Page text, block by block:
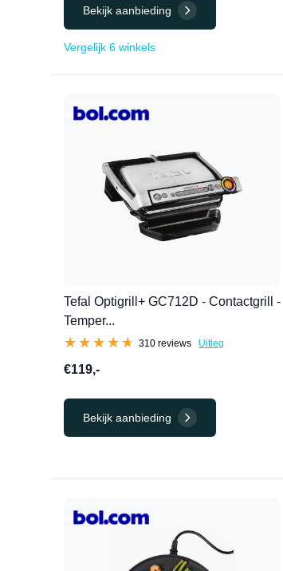
Bekijk aanbieding
Vergelijk 6 winkels
Tefal Optigrill+ GC712D - Contactgrill -
Temper...
★★★★★
★★★★★ 310 reviews Uitleg
€119,-
Bekijk aanbieding